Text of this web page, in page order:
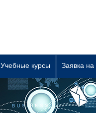
Учебные курсы Заявка